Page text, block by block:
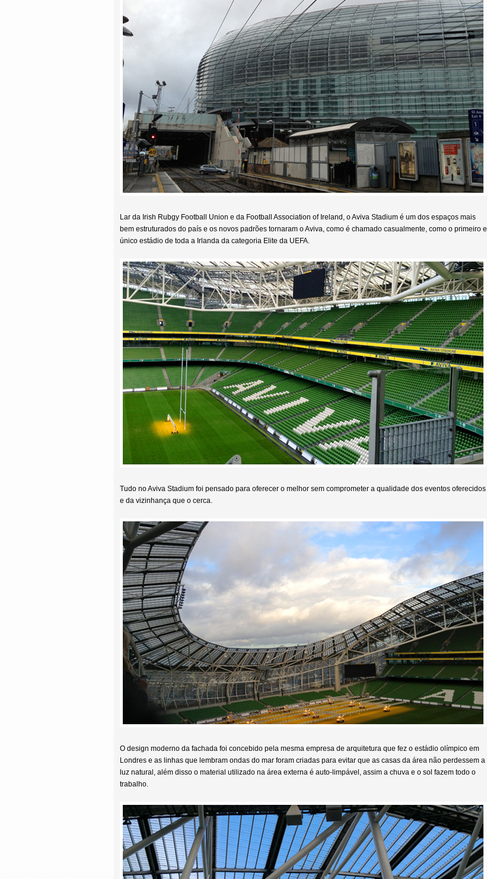
Lar da Irish Rubgy Football Union e da Football Association of Ireland, o Aviva Stadium é um dos espaços mais
bem estruturados do país e os novos padrões tornaram o Aviva, como é chamado casualmente, como o primeiro e
único estádio de toda a Irlanda da categoria Elite da UEFA.
Tudo no Aviva Stadium foi pensado para oferecer o melhor sem comprometer a qualidade dos eventos oferecidos
e da vizinhança que o cerca.
O design moderno da fachada foi concebido pela mesma empresa de arquitetura que fez o estádio olímpico em
Londres e as linhas que lembram ondas do mar foram criadas para evitar que as casas da área não perdessem a
luz natural, além disso o material utilizado na área externa é auto-limpável, assim a chuva e o sol fazem todo o
trabalho.